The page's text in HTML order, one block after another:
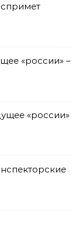
«россии» –
«россии»